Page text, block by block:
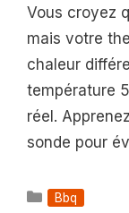
Vous croyez
mais votre
chaleur
température
réel.
sonde pour
Catégories
Bbq